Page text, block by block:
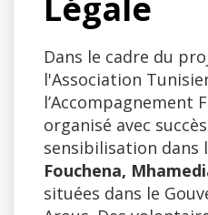
Légale
Dans le cadre du
l'Association
l’Accompagnement
organisé avec
sensibilisation dans
Fouchena,
situées dans le